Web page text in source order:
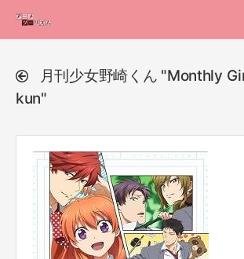
月刊少女野崎くん "Monthly
kun"